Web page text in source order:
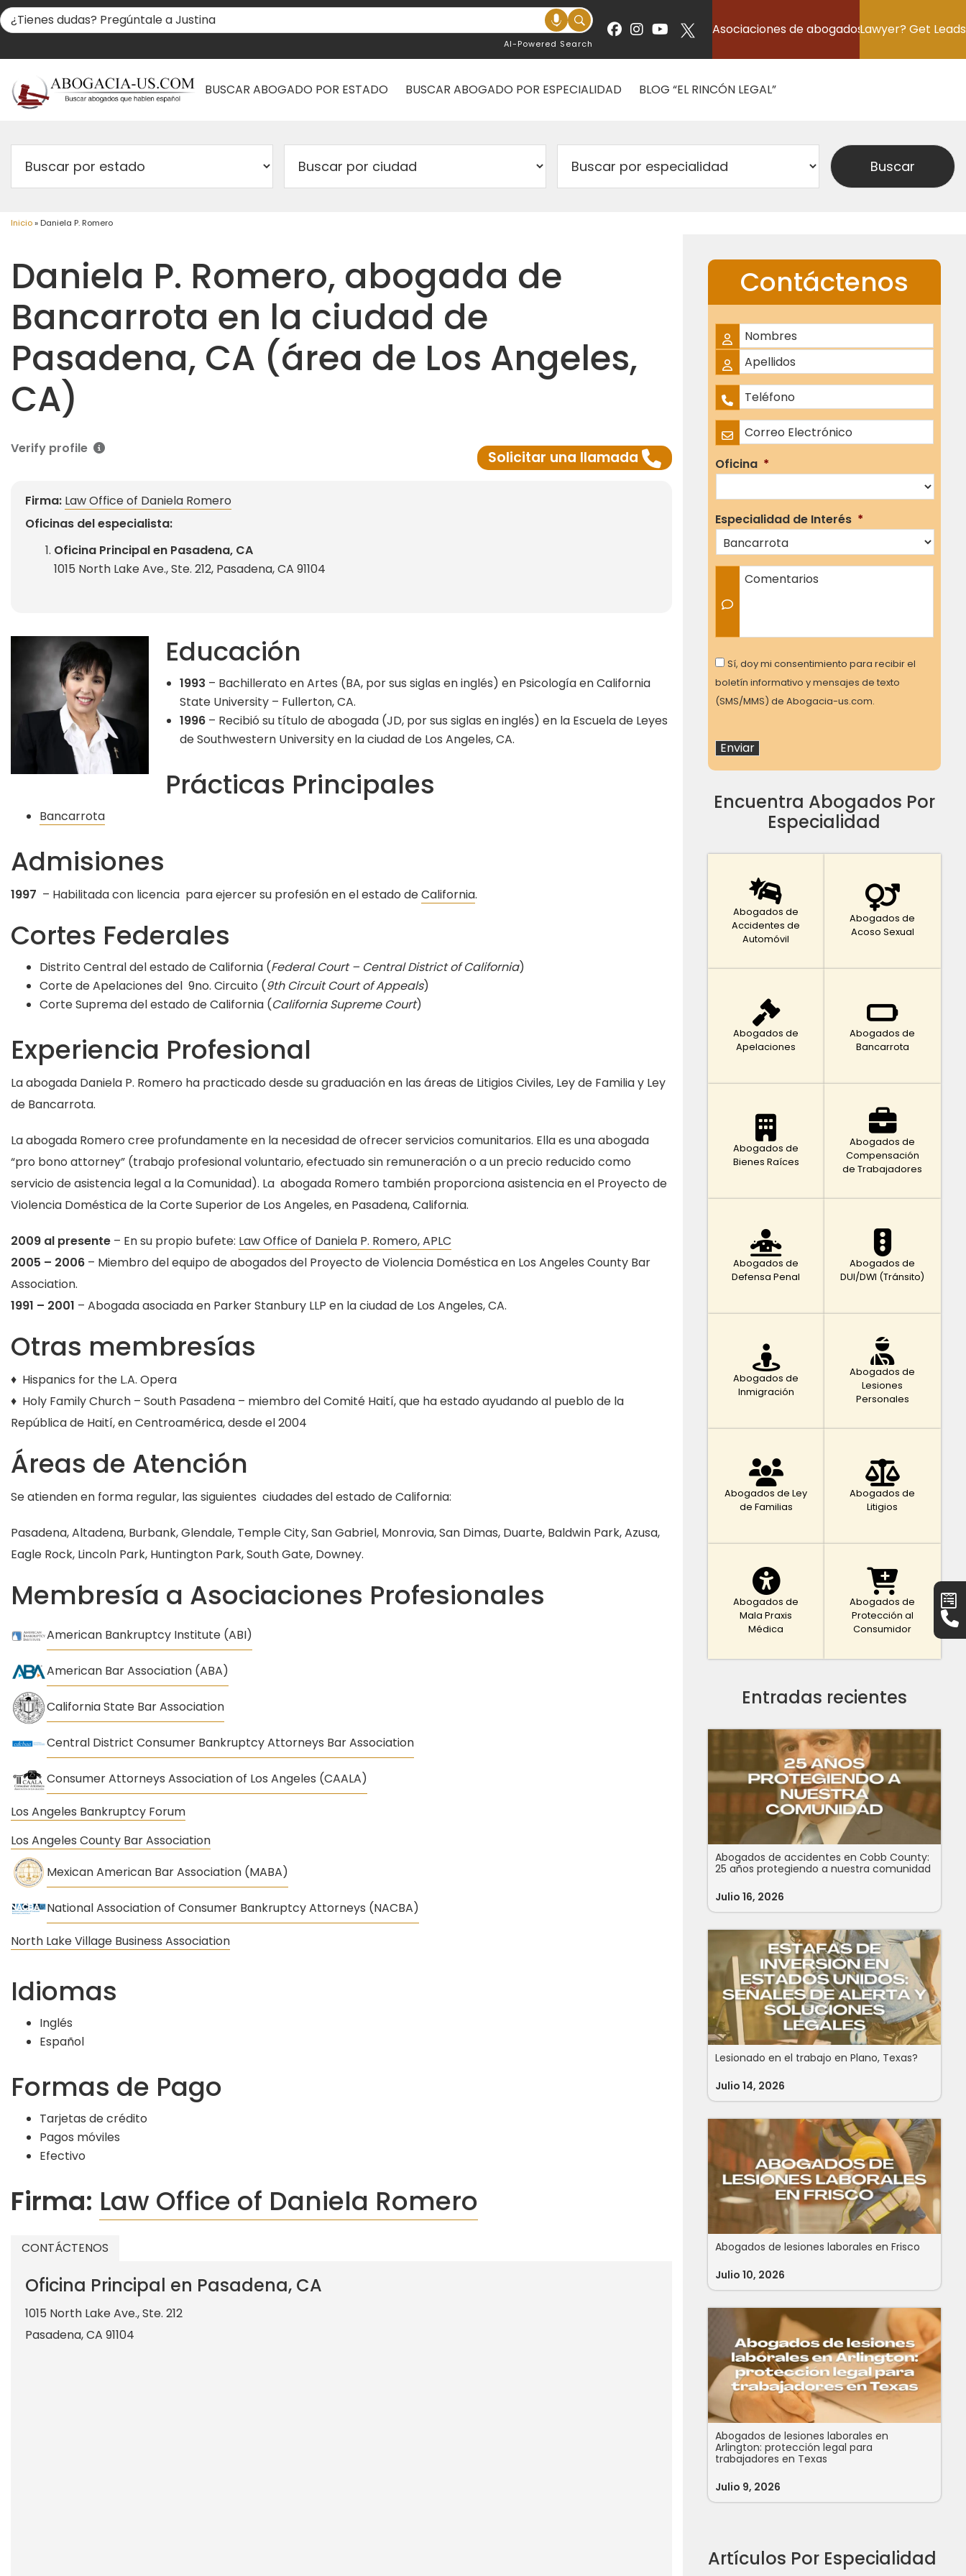
AI-Powered Search
Asociaciones de abogadosLawyer? Get Leads
BUSCAR ABOGADO POR ESTADO BUSCAR ABOGADO POR ESPECIALIDAD BLOG “EL RINCÓN LEGAL”
Inicio» Daniela P. Romero
Daniela P. Romero, abogada de
Bancarrota en la ciudad de
Pasadena, CA (área de Los Angeles,
CA)
Verify profile Solicitar una llamada
Firma: Law Office of Daniela Romero
Oficinas del especialista:
Oficina Principal en Pasadena, CA
1015 North Lake Ave., Ste. 212, Pasadena, CA 91104
Educación
1993 – Bachillerato en Artes (BA, por sus siglas en inglés) en Psicología en California
State University – Fullerton, CA.
1996 – Recibió su título de abogada (JD, por sus siglas en inglés) en la Escuela de Leyes
de Southwestern University en la ciudad de Los Angeles, CA.
Prácticas Principales
Bancarrota
Admisiones
1997 – Habilitada con licencia para ejercer su profesión en el estado deCalifornia.
Cortes Federales
Distrito Central del estado de California (Federal Court – Central District of California)
Corte de Apelaciones del 9no. Circuito (9th Circuit Court of Appeals)
Corte Suprema del estado de California (California Supreme Court)
Experiencia Profesional
La abogada Daniela P. Romero ha practicado desde su graduación en las áreas de Litigios Civiles, Ley de Familia y Ley
de Bancarrota.
La abogada Romero cree profundamente en la necesidad de ofrecer servicios comunitarios. Ella es una abogada
“pro bono attorney” (trabajo profesional voluntario, efectuado sin remuneración o a un precio reducido como
servicio de asistencia legal a la Comunidad). La abogada Romero también proporciona asistencia en el Proyecto de
Violencia Doméstica de la Corte Superior de Los Angeles, en Pasadena, California.
2009 al presente – En su propio bufete: Law Office of Daniela P. Romero, APLC
2005 – 2006 – Miembro del equipo de abogados del Proyecto de Violencia Doméstica en Los Angeles County Bar
Association.
1991 – 2001 – Abogada asociada en Parker Stanbury LLP en la ciudad de Los Angeles, CA.
Otras membresías
♦ Hispanics for the L.A. Opera
♦ Holy Family Church – South Pasadena – miembro del Comité Haití, que ha estado ayudando al pueblo de la
República de Haití, en Centroamérica, desde el 2004
Áreas de Atención
Se atienden en forma regular, las siguientes ciudades del estado de California:
Pasadena, Altadena, Burbank, Glendale, Temple City, San Gabriel, Monrovia, San Dimas, Duarte, Baldwin Park, Azusa,
Eagle Rock, Lincoln Park, Huntington Park, South Gate, Downey.
Membresía a Asociaciones Profesionales
American Bankruptcy Institute (ABI)
American Bar Association (ABA)
California State Bar Association
Central District Consumer Bankruptcy Attorneys Bar Association
Consumer Attorneys Association of Los Angeles (CAALA)
Los Angeles Bankruptcy Forum
Los Angeles County Bar Association
Mexican American Bar Association (MABA)
National Association of Consumer Bankruptcy Attorneys (NACBA)
North Lake Village Business Association
Idiomas
Inglés
Español
Formas de Pago
Tarjetas de crédito
Pagos móviles
Efectivo
Firma: Law Office of Daniela Romero
CONTÁCTENOS
Oficina Principal en Pasadena, CA
1015 North Lake Ave., Ste. 212
Pasadena,CA 91104
Contáctenos
Nombre Completo
Nombres
Apellidos
Teléfono *
Correo Electrónico *
Oficina *
Especialidad de Interés *
Comentarios
Consent
Sí, doy mi consentimiento para recibir el
boletín informativo y mensajes de texto
(SMS/MMS) de Abogacia-us.com.
Encuentra Abogados Por
Especialidad
Abogados de
Accidentes de
Automóvil
Abogados de
Acoso Sexual
Abogados de
Apelaciones
Abogados de
Bancarrota
Abogados de
Bienes Raíces
Abogados de
Compensación
de Trabajadores
Abogados de
Defensa Penal
Abogados de
DUI/DWI (Tránsito)
Abogados de
Inmigración
Abogados de
Lesiones
Personales
Abogados de Ley
de Familias
Abogados de
Litigios
Abogados de
Mala Praxis
Médica
Abogados de
Protección al
Consumidor
Entradas recientes
Abogados de accidentes en Cobb County:
25 años protegiendo a nuestra comunidad
Julio 16, 2026
Lesionado en el trabajo en Plano, Texas?
Julio 14, 2026
Abogados de lesiones laborales en Frisco
Julio 10, 2026
Abogados de lesiones laborales en
Arlington: protección legal para
trabajadores en Texas
Julio 9, 2026
Artículos Por Especialidad